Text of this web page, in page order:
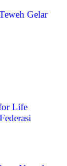
Gelar
Life